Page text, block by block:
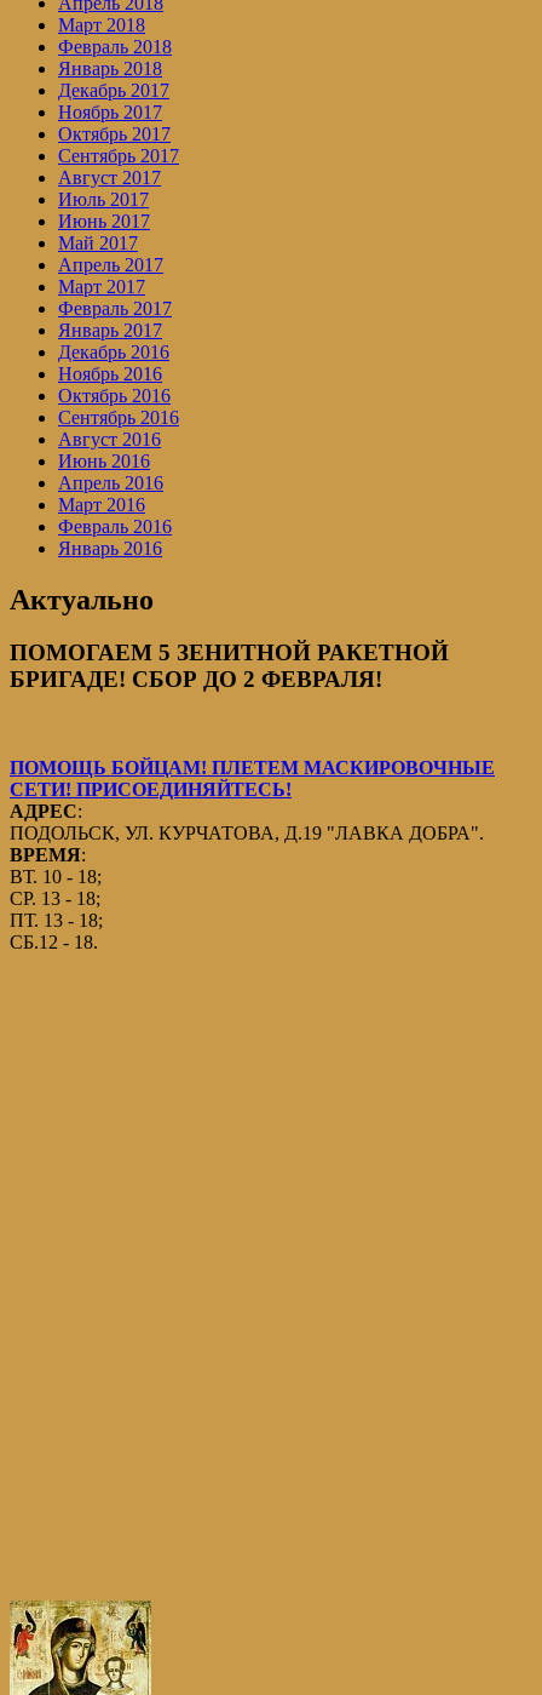
Март 2018
Февраль 2018
Январь 2018
Декабрь 2017
Ноябрь 2017
Октябрь 2017
Сентябрь 2017
Август 2017
Июль 2017
Июнь 2017
Май 2017
Апрель 2017
Март 2017
Февраль 2017
Январь 2017
Декабрь 2016
Ноябрь 2016
Октябрь 2016
Сентябрь 2016
Август 2016
Июнь 2016
Апрель 2016
Март 2016
Февраль 2016
Январь 2016
Актуально
ПОМОГАЕМ 5 ЗЕНИТНОЙ РАКЕТНОЙ
БРИГАДЕ! СБОР ДО 2 ФЕВРАЛЯ!
ПОМОЩЬ БОЙЦАМ! ПЛЕТЕМ МАСКИРОВОЧНЫЕ
СЕТИ! ПРИСОЕДИНЯЙТЕСЬ!
АДРЕС:
ПОДОЛЬСК, УЛ. КУРЧАТОВА, Д.19 "ЛАВКА ДОБРА".
ВРЕМЯ:
ВТ. 10 - 18;
СР. 13 - 18;
ПТ. 13 - 18;
СБ.12 - 18.